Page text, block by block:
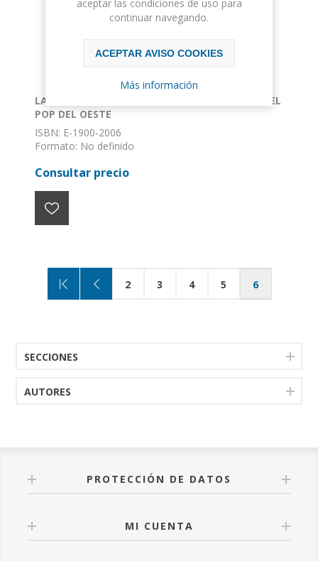
LA HISTORIA DE LA MÚSICA MODERNA EN LEÓNEL
POP DEL OESTE
ISBN: E-1900-2006
Formato: No definido
Consultar precio
2 3 4 5 6
SECCIONES
AUTORES
PROTECCIÓN DE DATOS
MI CUENTA
aceptar las condiciones de uso para
continuar navegando.
ACEPTAR AVISO COOKIES
Más información